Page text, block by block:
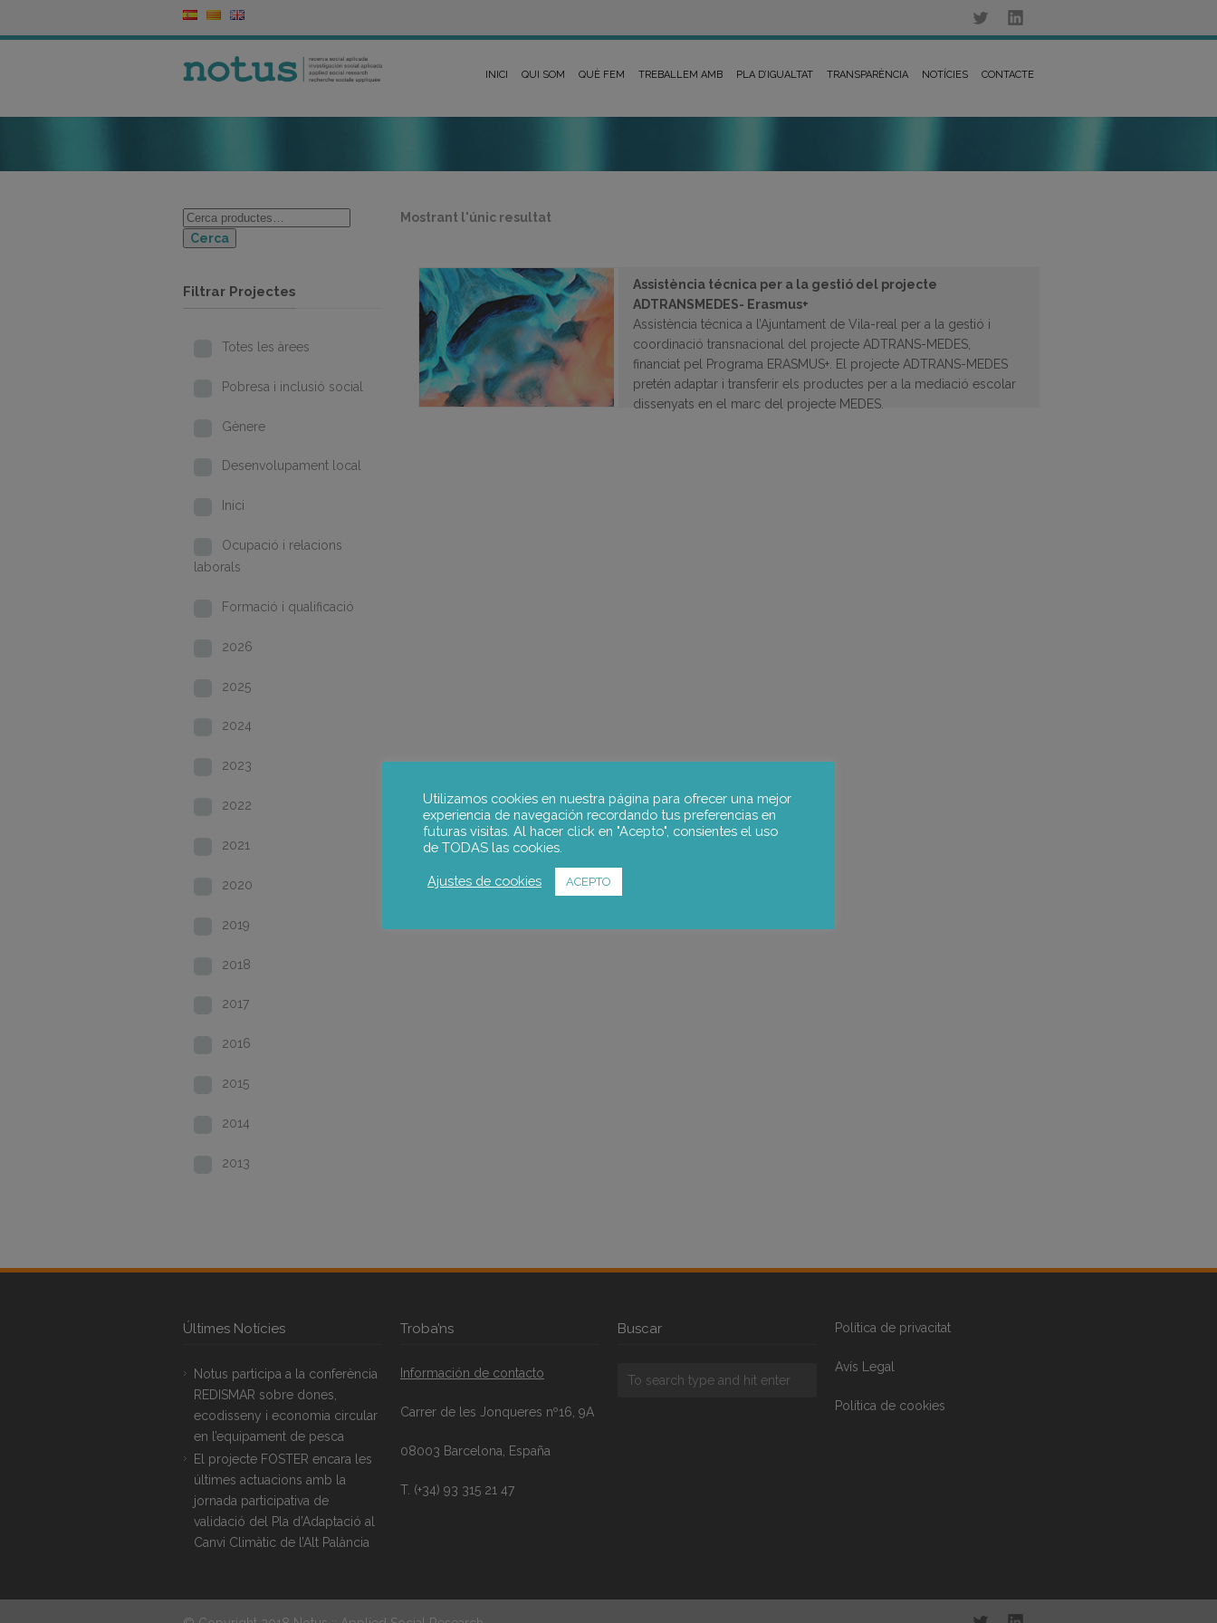
INICI QUI SOM QUÈ FEM TREBALLEM AMB PLA D’IGUALTAT TRANSPARÈNCIA NOTÍCIES CONTACTE
Mostrant l'únic resultat
Assistència técnica per a la gestió del projecte
ADTRANSMEDES- Erasmus+
Assistència técnica a l’Ajuntament de Vila-real per a la gestió i
coordinació transnacional del projecte ADTRANS-MEDES,
financiat pel Programa ERASMUS+. El projecte ADTRANS-MEDES
pretén adaptar i transferir els productes per a la mediació escolar
dissenyats en el marc del projecte MEDES.
Cerca
Filtrar Projectes
Totes les àrees
Pobresa i inclusió social
Gènere
Desenvolupament local
Inici
Ocupació i relacions
laborals
Formació i qualificació
2026
2025
2024
2023
2022
2021
2020
2019
2018
2017
2016
2015
2014
2013
Últimes Notícies
Notus participa a la conferència
REDISMAR sobre dones,
ecodisseny i economia circular
en l’equipament de pesca
El projecte FOSTER encara les
últimes actuacions amb la
jornada participativa de
validació del Pla d’Adaptació al
Canvi Climàtic de l’Alt Palància
Troba’ns
Información de contacto
Carrer de les Jonqueres nº16, 9A
08003 Barcelona, España
T. (+34) 93 315 21 47
Buscar Política de privacitat
Avís Legal
Política de cookies
Utilizamos cookies en nuestra página para ofrecer una mejor
experiencia de navegación recordando tus preferencias en
futuras visitas. Al hacer click en "Acepto", consientes el uso
de TODAS las cookies.
Ajustes de cookies ACEPTO